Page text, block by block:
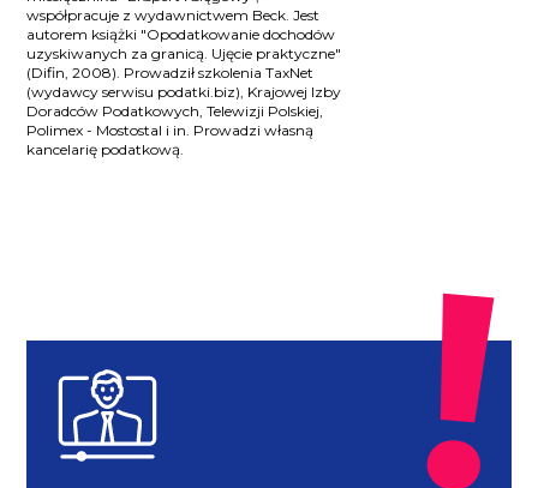
współpracuje z wydawnictwem Beck. Jest
autorem książki "Opodatkowanie dochodów
uzyskiwanych za granicą. Ujęcie praktyczne"
(Difin, 2008). Prowadził szkolenia TaxNet
(wydawcy serwisu podatki.biz), Krajowej Izby
Doradców Podatkowych, Telewizji Polskiej,
Polimex - Mostostal i in. Prowadzi własną
kancelarię podatkową.